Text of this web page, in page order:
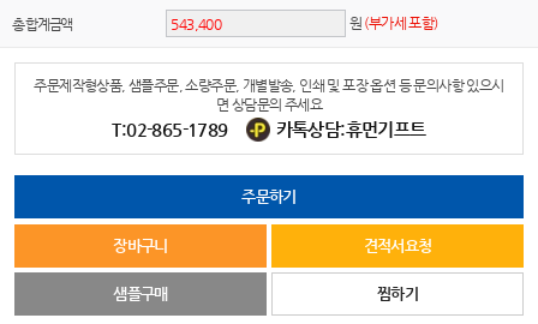
총 합계금액 원 (부가세 포함)
주문제작형상품, 샘플주문, 소량주문, 개별발송, 인쇄 및 포장 옵션 등 문의사항 있으시
면 상담문의 주세요
T:02-865-1789 카톡상담:휴먼기프트
주문하기
장바구니 견적서요청
샘플구매 찜하기